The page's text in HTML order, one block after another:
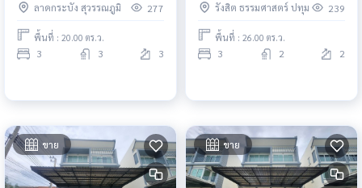
MRT ศรีอุดม เมกาบางนา
ลาดกระบัง สุวรรณภูมิ 277
พื้นที่ : 20.00 ตร.ว.
3 3 3
ปาร์ครังสิต
รังสิต ธรรมศาสตร์ ปทุม 239
พื้นที่ : 26.00 ตร.ว.
3 2 2
ขาย ขาย